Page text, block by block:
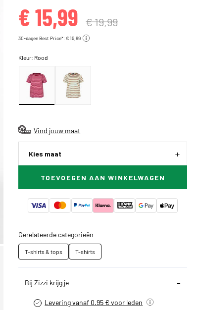
€ 15,99 € 19,99
30-dagen Best Price*: € 15,99
Kleur: Rood
Vind jouw maat
Kies maat
TOEVOEGEN AAN WINKELWAGEN
Gerelateerde categorieën
T-shirts & tops T-shirts
Bij Zizzi krijg je
Levering vanaf 0.95 € voor leden